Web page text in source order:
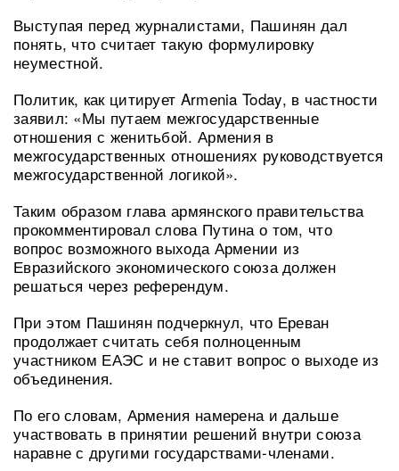
Выступая перед журналистами, Пашинян дал
понять, что считает такую формулировку
неуместной.
Политик, как цитирует Armenia Today, в частности
заявил: «Мы путаем межгосударственные
отношения с женитьбой. Армения в
межгосударственных отношениях руководствуется
межгосударственной логикой».
Таким образом глава армянского правительства
прокомментировал слова Путина о том, что
вопрос возможного выхода Армении из
Евразийского экономического союза должен
решаться через референдум.
При этом Пашинян подчеркнул, что Ереван
продолжает считать себя полноценным
участником ЕАЭС и не ставит вопрос о выходе из
объединения.
По его словам, Армения намерена и дальше
участвовать в принятии решений внутри союза
наравне с другими государствами-членами.